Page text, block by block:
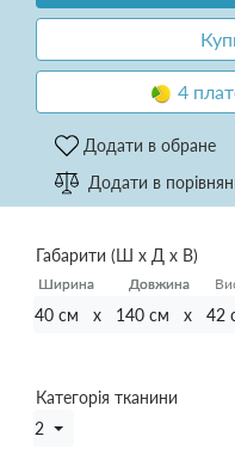
4
Додати в обране
Додати в
Габарити (Ш х Д х В)
Ширина Довжина
Ширина Довжина
40 см x 140 см x 42
Категорія тканини
2